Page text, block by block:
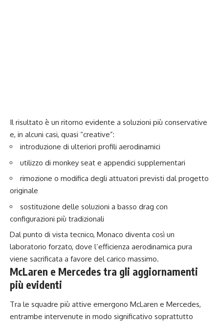
Il risultato è un ritorno evidente a soluzioni più conservative
e, in alcuni casi, quasi “creative”:
introduzione di ulteriori profili aerodinamici
utilizzo di monkey seat e appendici supplementari
rimozione o modifica degli attuatori previsti dal progetto
originale
sostituzione delle soluzioni a basso drag con
configurazioni più tradizionali
Dal punto di vista tecnico, Monaco diventa così un
laboratorio forzato, dove l’efficienza aerodinamica pura
viene sacrificata a favore del carico massimo.
McLaren e Mercedes tra gli aggiornamenti
più evidenti
Tra le squadre più attive emergono McLaren e Mercedes,
entrambe intervenute in modo significativo soprattutto